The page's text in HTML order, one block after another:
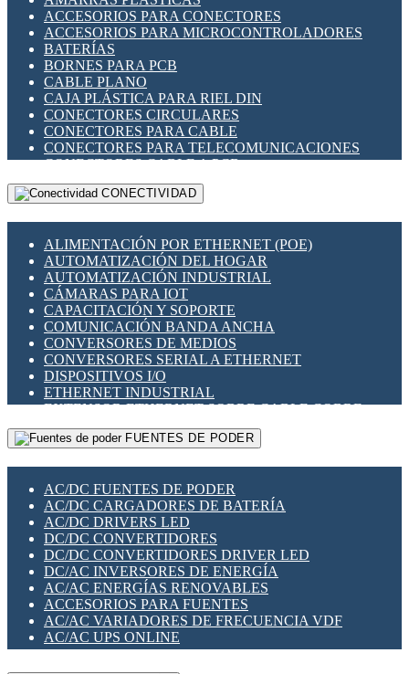
INDICADORES PARA PANEL
INTERFACES DE RELÉ
INTERRUPTORES FIN DE CARRERA
LLAVES CONMUTADORAS
MEDIDORES DE ENERGÍA Y TC'S DE CORRIENTE
MOTORES PASO A PASO
PANTALLAS HMI
PLC -CONTROLADORES LÓGICO PROGRAMABLES
PROGRAMADORES DE HORARIO
RELÉS DE PROTECCIÓN
SENSORES CAPACITIVOS
SENSORES INDUCTIVOS
TEMPORIZADORES
VARIACS
VARIADORES DE FRECUENCIA [VDF]
SECCIONADORES - INTERRUPTORES
MAQUINARIA
ACCESORIOS PARA CONECTORES
ACCESORIOS PARA MICROCONTROLADORES
BATERÍAS
BORNES PARA PCB
CABLE PLANO
CAJA PLÁSTICA PARA RIEL DIN
CONECTORES CIRCULARES
CONECTORES PARA CABLE
CONECTORES PARA TELECOMUNICACIONES
CONECTORES CABLE A PCB
CONECTORES PCB A CABLE
DIP SWITCHES
HERRAMIENTAS VARIAS
ILUMINACIÓN LED
INTERRUPTORES REED
INTERFACES DE RELÉ
OTROS RELÉS
PROTECCIÓN TÉRMICA
RELÉS AUTOMOTRICES
RELÉS DE SEÑAL
RELÉS DE ESTADO SÓLIDO SSR
RELÉS INDUSTRIALES
RELÉS MINIATURA DE POTENCIA
SENSORES MAGNÉTICOS
SWITCH Y MICROSWITCH
TARJETAS PI
UNIÓN Y DERIVACIÓN DE CABLE
CONECTIVIDAD
ALIMENTACIÓN POR ETHERNET (POE)
AUTOMATIZACIÓN DEL HOGAR
AUTOMATIZACIÓN INDUSTRIAL
CÁMARAS PARA IOT
CAPACITACIÓN Y SOPORTE
COMUNICACIÓN BANDA ANCHA
CONVERSORES DE MEDIOS
CONVERSORES SERIAL A ETHERNET
DISPOSITIVOS I/O
ETHERNET INDUSTRIAL
EXTENSOR ETHERNET SOBRE CABLE COBRE
GATEWAY LORAWAN
GESTIÓN DE REDES
PLACAS MODULARES IOT
SWITCHES Y REDES WIFI
SOLUCIONES IOT
SOLUCIONES LORAWAN
SOLUCIONES RED CELULAR
SEGURIDAD PARA REDES
SWITCHES LAN
TELEFONÍA IP (VOIP)
VIGILANCIA IP (CCTV)
MESHTASTIC
FUENTES DE PODER
AC/DC FUENTES DE PODER
AC/DC CARGADORES DE BATERÍA
AC/DC DRIVERS LED
DC/DC CONVERTIDORES
DC/DC CONVERTIDORES DRIVER LED
DC/AC INVERSORES DE ENERGÍA
AC/AC ENERGÍAS RENOVABLES
ACCESORIOS PARA FUENTES
AC/AC VARIADORES DE FRECUENCIA VDF
AC/AC UPS ONLINE